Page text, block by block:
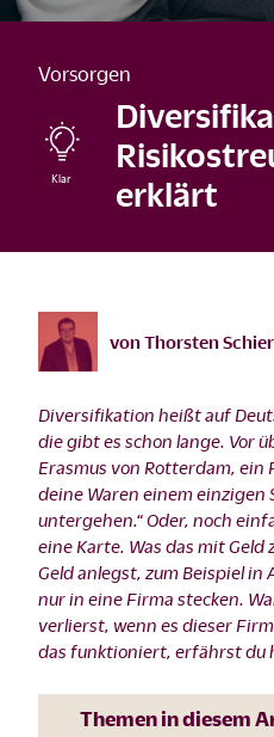
Vorsorgen
erklärt
vonThorsten
Diversifikation heißt auf
die gibt es schon lange. Vor
Erasmus von Rotterdam, ein
deine Waren einem einzigen
untergehen.“ Oder, noch
eine Karte. Was das mit Geld
Geld anlegst, zum Beispiel in
nur in eine Firma stecken.
verlierst, wenn es dieser
das funktioniert, erfährst du
Themen in diesem